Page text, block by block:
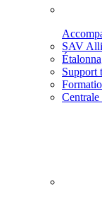
SAV
Support
Centrale